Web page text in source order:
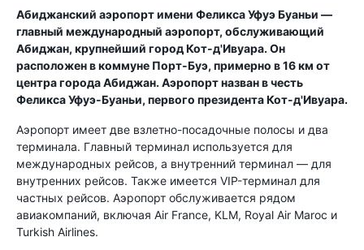
Абиджанский аэропорт имени Феликса Уфуэ Буаньи —
главный международный аэропорт, обслуживающий
Абиджан, крупнейший город Кот-д'Ивуара. Он
расположен в коммуне Порт-Буэ, примерно в 16 км от
центра города Абиджан. Аэропорт назван в честь
Феликса Уфуэ-Буаньи, первого президента Кот-д'Ивуара.
Аэропорт имеет две взлетно-посадочные полосы и два
терминала. Главный терминал используется для
международных рейсов, а внутренний терминал — для
внутренних рейсов. Также имеется VIP-терминал для
частных рейсов. Аэропорт обслуживается рядом
авиакомпаний, включая Air France, KLM, Royal Air Maroc и
Turkish Airlines.